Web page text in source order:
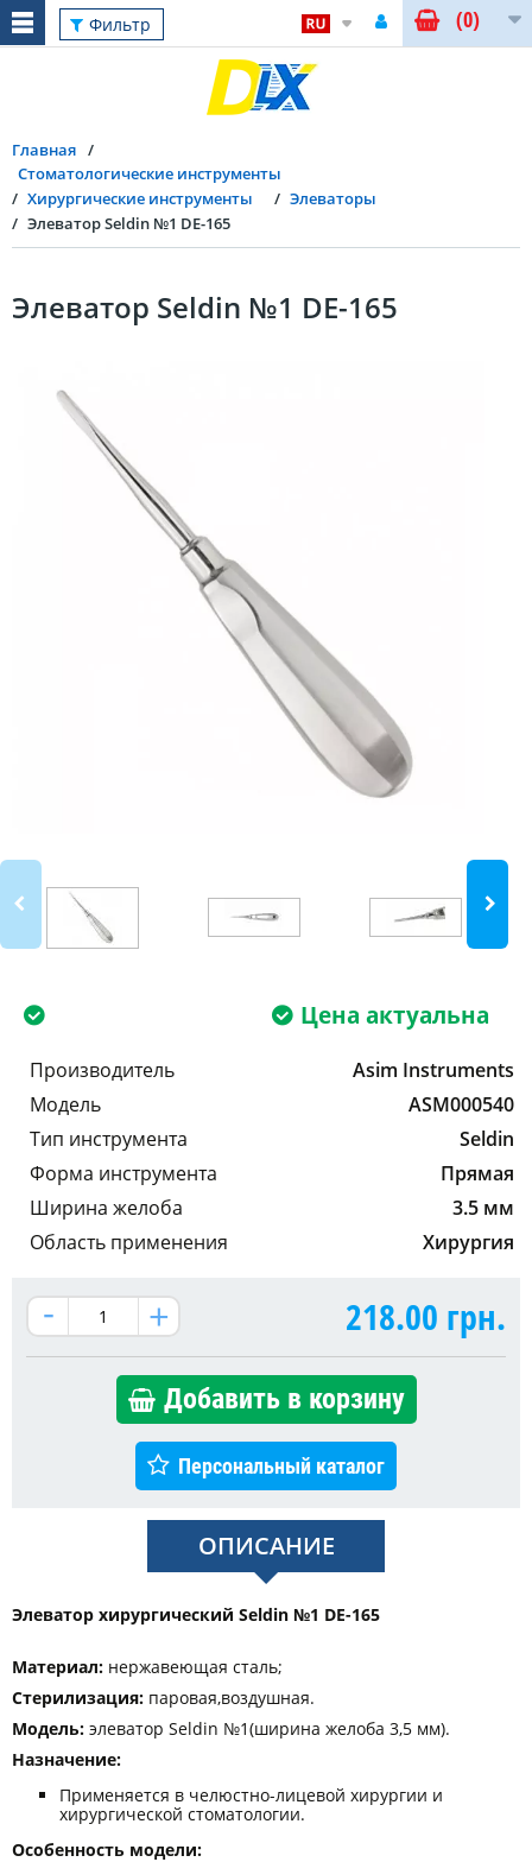
Фильтр (0)
Главная
Стоматологические инструменты
Хирургические инструменты
Элеваторы
Элеватор Seldin №1 DE-165
Элеватор Seldin №1 DE-165
Цена актуальна
Производитель
Asim Instruments
Модель
ASM000540
Тип инструмента
Seldin
Форма инструмента
Прямая
Ширина желоба
3.5 мм
Область применения
Хирургия
218.00 грн.
Добавить в корзину
Персональный каталог
ОПИСАНИЕ
Элеватор хирургический Seldin №1 DE-165
Материал: нержавеющая сталь;
Стерилизация: паровая,воздушная.
Модель: элеватор Seldin №1(ширина желоба 3,5 мм).
Назначение:
Применяется в челюстно-лицевой хирургии и
хирургической стоматологии.
Особенность модели: